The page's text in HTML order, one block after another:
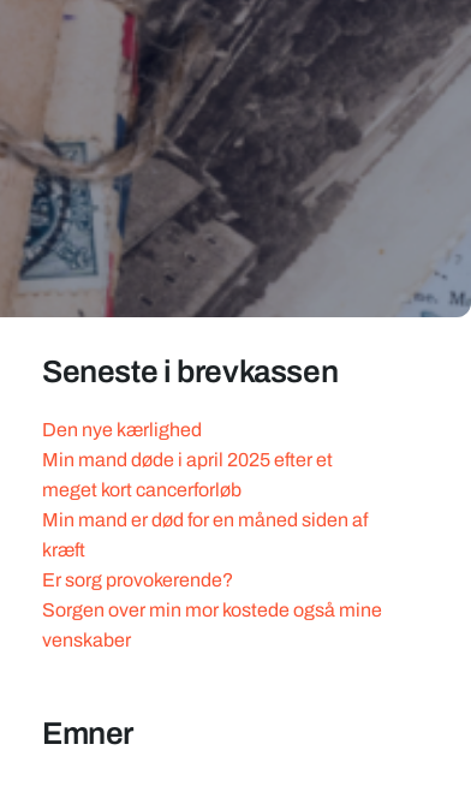
Seneste i brevkassen
Den nye kærlighed
Min mand døde i april 2025 efter et
meget kort cancerforløb
Min mand er død for en måned siden af
kræft
Er sorg provokerende?
Sorgen over min mor kostede også mine
venskaber
Emner